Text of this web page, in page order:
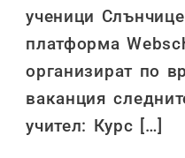
ученици
платформа
организират по
ваканция
учител: Курс […]